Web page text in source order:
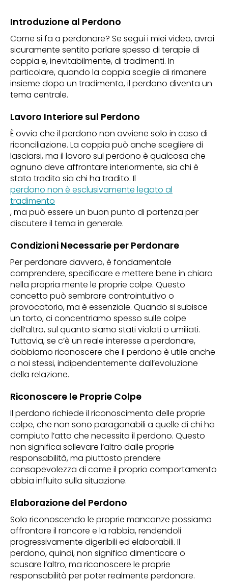
Introduzione al Perdono
Come si fa a perdonare? Se segui i miei video, avrai
sicuramente sentito parlare spesso di terapie di
coppia e, inevitabilmente, di tradimenti. In
particolare, quando la coppia sceglie di rimanere
insieme dopo un tradimento, il perdono diventa un
tema centrale.
Lavoro Interiore sul Perdono
È ovvio che il perdono non avviene solo in caso di
riconciliazione. La coppia può anche scegliere di
lasciarsi, ma il lavoro sul perdono è qualcosa che
ognuno deve affrontare interiormente, sia chi è
stato tradito sia chi ha tradito. Il
perdono non è esclusivamente legato al
tradimento
, ma può essere un buon punto di partenza per
discutere il tema in generale.
Condizioni Necessarie per Perdonare
Per perdonare davvero, è fondamentale
comprendere, specificare e mettere bene in chiaro
nella propria mente le proprie colpe. Questo
concetto può sembrare controintuitivo o
provocatorio, ma è essenziale. Quando si subisce
un torto, ci concentriamo spesso sulle colpe
dell’altro, sul quanto siamo stati violati o umiliati.
Tuttavia, se c’è un reale interesse a perdonare,
dobbiamo riconoscere che il perdono è utile anche
a noi stessi, indipendentemente dall’evoluzione
della relazione.
Riconoscere le Proprie Colpe
Il perdono richiede il riconoscimento delle proprie
colpe, che non sono paragonabili a quelle di chi ha
compiuto l’atto che necessita il perdono. Questo
non significa sollevare l’altro dalle proprie
responsabilità, ma piuttosto prendere
consapevolezza di come il proprio comportamento
abbia influito sulla situazione.
Elaborazione del Perdono
Solo riconoscendo le proprie mancanze possiamo
affrontare il rancore e la rabbia, rendendoli
progressivamente digeribili ed elaborabili. Il
perdono, quindi, non significa dimenticare o
scusare l’altro, ma riconoscere le proprie
responsabilità per poter realmente perdonare.